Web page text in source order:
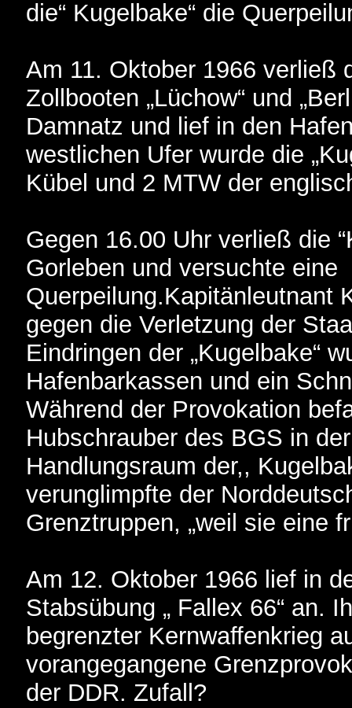
die“ Kugelbake“ die
Am 11. Oktober 1966 verließ
Zollbooten „Lüchow“ und
Damnatz und lief in den
westlichen Ufer wurde die
Kübel und 2 MTW der
Gegen 16.00 Uhr verließ die
Gorleben und versuchte eine
Querpeilung.Kapitänleutnant
gegen die Verletzung der
Eindringen der „Kugelbake“
Hafenbarkassen und ein
Während der Provokation
Hubschrauber des BGS in
Handlungsraum der,,
verunglimpfte der
Grenztruppen, „weil sie eine
Am 12. Oktober 1966 lief in
Stabsübung „ Fallex 66“ an.
begrenzter Kernwaffenkrieg
vorangegangene
der DDR. Zufall?